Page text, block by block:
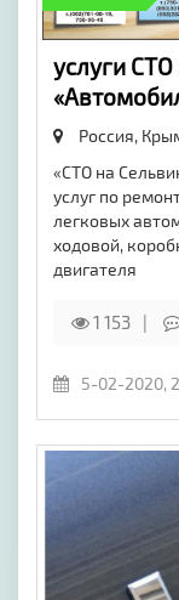
услуги
Россия,
«СТО на
услуг по
легковых
ходовой,
двигателя
1 153
5-02-2020,